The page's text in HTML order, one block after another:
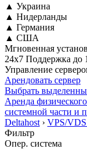
▲ Украина
▲ Нидерланды
▲ Германия
▲ США
Мгновенная
24x7 Поддержка до
Управление
Арендовать сервер
Выбрать
Аренда
системной части и
Deltahost › VPS/
Фильтр
Опер. система